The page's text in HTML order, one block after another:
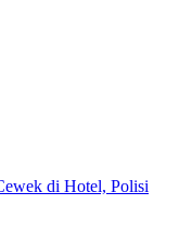
di Hotel, Polisi